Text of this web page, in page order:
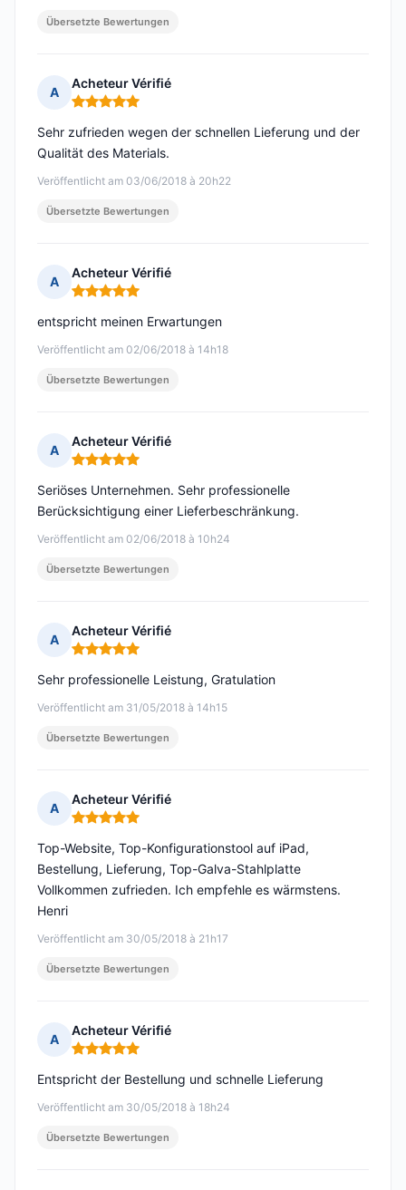
Übersetzte Bewertungen
A
Acheteur Vérifié
Hinweis: 5 von 5
Veröffentlicht am 03/06/2018 à 20h22
Sehr zufrieden wegen der schnellen Lieferung und der
Qualität des Materials.
Übersetzte Bewertungen
A
Acheteur Vérifié
Hinweis: 5 von 5
Veröffentlicht am 02/06/2018 à 14h18
entspricht meinen Erwartungen
Übersetzte Bewertungen
A
Acheteur Vérifié
Hinweis: 5 von 5
Veröffentlicht am 02/06/2018 à 10h24
Seriöses Unternehmen. Sehr professionelle
Berücksichtigung einer Lieferbeschränkung.
Übersetzte Bewertungen
A
Acheteur Vérifié
Hinweis: 5 von 5
Veröffentlicht am 31/05/2018 à 14h15
Sehr professionelle Leistung, Gratulation
Übersetzte Bewertungen
A
Acheteur Vérifié
Hinweis: 5 von 5
Veröffentlicht am 30/05/2018 à 21h17
Top-Website, Top-Konfigurationstool auf iPad,
Bestellung, Lieferung, Top-Galva-Stahlplatte
Vollkommen zufrieden. Ich empfehle es wärmstens.
Henri
Übersetzte Bewertungen
A
Acheteur Vérifié
Hinweis: 5 von 5
Veröffentlicht am 30/05/2018 à 18h24
Entspricht der Bestellung und schnelle Lieferung
Übersetzte Bewertungen